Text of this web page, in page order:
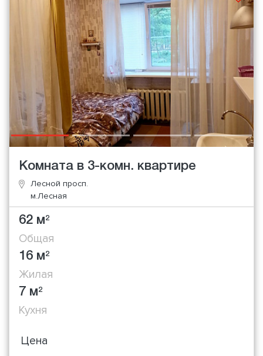
Комната в 3-комн. квартире
Лесной просп.
м.Лесная
62 м2
Общая
16 м2
Жилая
7 м2
Кухня
Цена